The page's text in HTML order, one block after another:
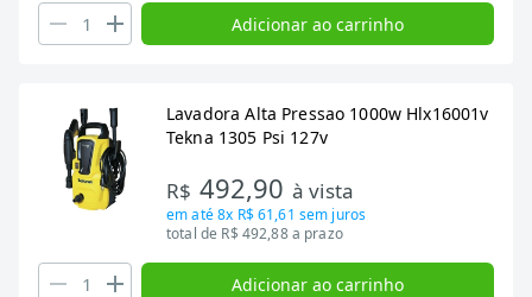
Adicionar ao carrinho
Lavadora Alta Pressao 1000w Hlx16001v
Tekna 1305 Psi 127v
R$ 492,90 à vista
em até8x R$ 61,61 sem juros
total de R$ 492,88 a prazo
Adicionar ao carrinho